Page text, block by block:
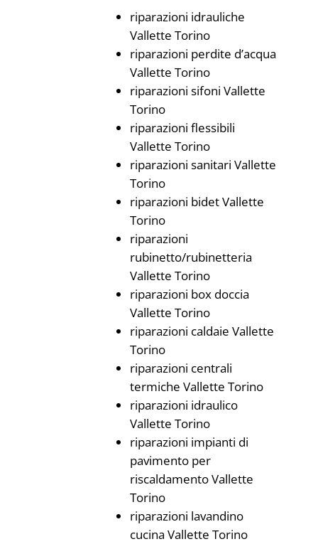
riparazioni idrauliche
Vallette Torino
riparazioni perdite d’acqua
Vallette Torino
riparazioni sifoni Vallette
Torino
riparazioni flessibili
Vallette Torino
riparazioni sanitari Vallette
Torino
riparazioni bidet Vallette
Torino
riparazioni
rubinetto/rubinetteria
Vallette Torino
riparazioni box doccia
Vallette Torino
riparazioni caldaie Vallette
Torino
riparazioni centrali
termiche Vallette Torino
riparazioni idraulico
Vallette Torino
riparazioni impianti di
pavimento per
riscaldamento Vallette
Torino
riparazioni lavandino
cucina Vallette Torino